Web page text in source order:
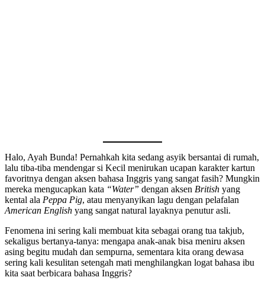
Halo, Ayah Bunda! Pernahkah kita sedang asyik bersantai di rumah,
lalu tiba-tiba mendengar si Kecil menirukan ucapan karakter kartun
favoritnya dengan aksen bahasa Inggris yang sangat fasih? Mungkin
mereka mengucapkan kata “Water” dengan aksen British yang
kental ala Peppa Pig, atau menyanyikan lagu dengan pelafalan
American English yang sangat natural layaknya penutur asli.
Fenomena ini sering kali membuat kita sebagai orang tua takjub,
sekaligus bertanya-tanya: mengapa anak-anak bisa meniru aksen
asing begitu mudah dan sempurna, sementara kita orang dewasa
sering kali kesulitan setengah mati menghilangkan logat bahasa ibu
kita saat berbicara bahasa Inggris?